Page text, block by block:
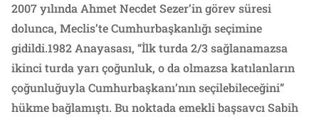
2007 yılında Ahmet Necdet Sezer’in görev süresi
dolunca, Meclis’te Cumhurbaşkanlığı seçimine
gidildi.1982 Anayasası, “İlk turda 2/3 sağlanamazsa
ikinci turda yarı çoğunluk, o da olmazsa katılanların
çoğunluğuyla Cumhurbaşkanı’nın seçilebileceğini”
hükme bağlamıştı. Bu noktada emekli başsavcı Sabih